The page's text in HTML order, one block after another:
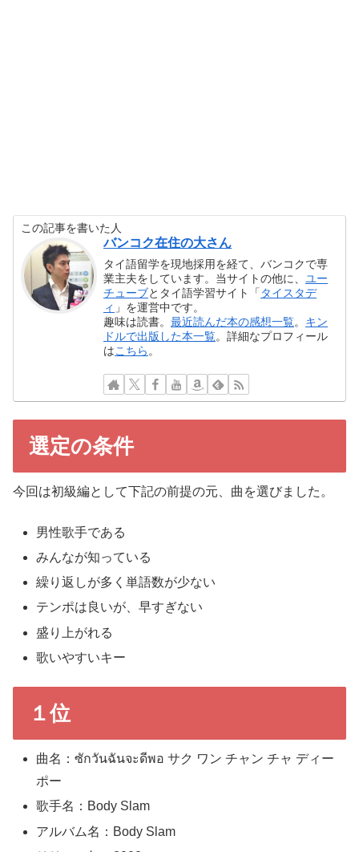
この記事を書いた人
バンコク在住の大さん
タイ語留学を現地採用を経て、バンコクで専
業主夫をしています。当サイトの他に、 ユー
チューブとタイ語学習サイト「タイスタデ
ィ 」を運営中です。
趣味は読書。最近読んだ本の感想一覧。 キン
ドルで出版した本一覧。詳細なプロフィール
はこちら 。
選定の条件
今回は初級編として下記の前提の元、曲を選びました。
男性歌手である
みんなが知っている
繰り返しが多く単語数が少ない
テンポは良いが、早すぎない
盛り上がれる
歌いやすいキー
１位
曲名：ซักวันฉันจะดีพอ サク ワン チャン チャ ディー
ポー
歌手名：Body Slam
アルバム名：Body Slam